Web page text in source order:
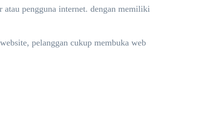
pengguna internet. dengan memiliki
pelanggan cukup membuka web